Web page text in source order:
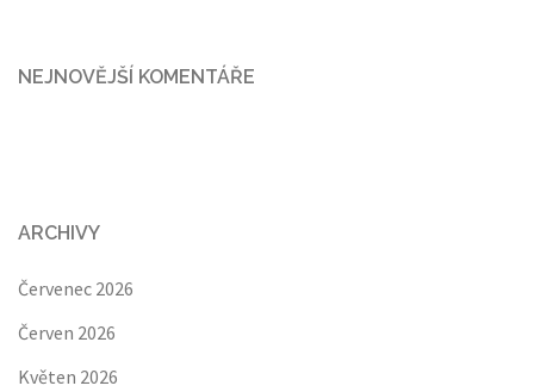
NEJNOVĚJŠÍ KOMENTÁŘE
ARCHIVY
Červenec 2026
Červen 2026
Květen 2026